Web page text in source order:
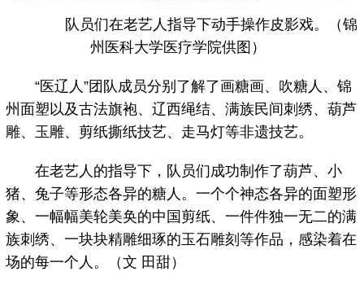
队员们在老艺人指导下动手操作皮影戏。（锦
州医科大学医疗学院供图）
“医辽人”团队成员分别了解了画糖画、吹糖人、锦
州面塑以及古法旗袍、辽西绳结、满族民间刺绣、葫芦
雕、玉雕、剪纸撕纸技艺、走马灯等非遗技艺。
在老艺人的指导下，队员们成功制作了葫芦、小
猪、兔子等形态各异的糖人。一个个神态各异的面塑形
象、一幅幅美轮美奂的中国剪纸、一件件独一无二的满
族刺绣、一块块精雕细琢的玉石雕刻等作品，感染着在
场的每一个人。（文 田甜）